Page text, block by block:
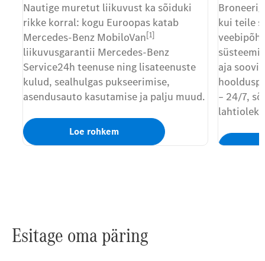
Nautige muretut liikuvust ka sõiduki
rikke korral: kogu Euroopas katab
Mercedes-Benz MobiloVan[1]
liikuvusgarantii Mercedes-Benz
Service24h teenuse ning lisateenuste
kulud, sealhulgas pukseerimise,
asendusauto kasutamise ja palju muud.
Loe rohkem
kui teile
aja
– 24/7,
Esitage oma päring